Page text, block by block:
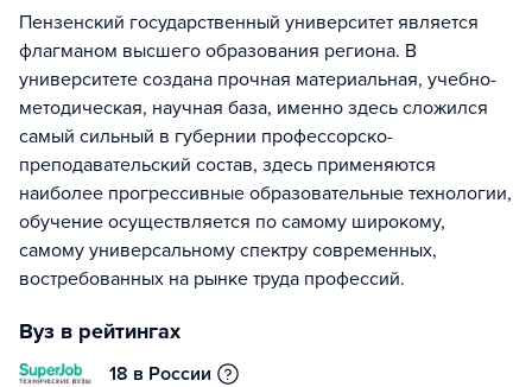
Пензенский государственный университет является
флагманом высшего образования региона. В
университете создана прочная материальная, учебно-
методическая, научная база, именно здесь сложился
самый сильный в губернии профессорско-
преподавательский состав, здесь применяются
наиболее прогрессивные образовательные технологии,
обучение осуществляется по самому широкому,
самому универсальному спектру современных,
востребованных на рынке труда профессий.
Вуз в рейтингах
18 в России